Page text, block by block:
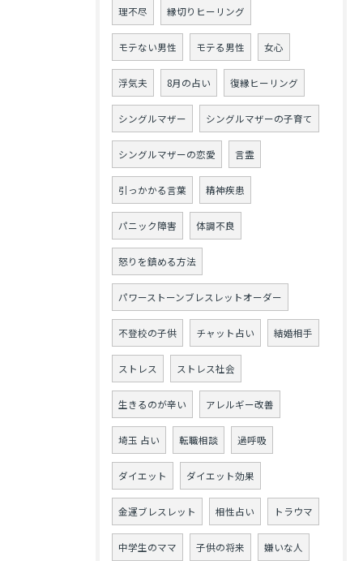
理不尽 縁切りヒーリング
モテない男性 モテる男性 女心
浮気夫 8月の占い 復縁ヒーリング
シングルマザー シングルマザーの子育て
シングルマザーの恋愛 言霊
引っかかる言葉 精神疾患
パニック障害 体調不良
怒りを鎮める方法
パワーストーンブレスレットオーダー
不登校の子供 チャット占い 結婚相手
ストレス ストレス社会
生きるのが辛い アレルギー改善
埼玉 占い 転職相談 過呼吸
ダイエット ダイエット効果
金運ブレスレット 相性占い トラウマ
中学生のママ 子供の将来 嫌いな人